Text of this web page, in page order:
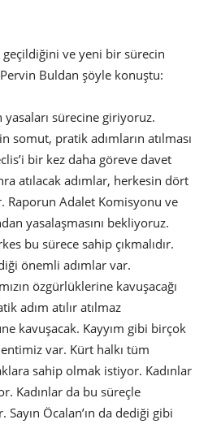
ve yeni bir sürecin
Buldan şöyle konuştu:
sürecine giriyoruz.
somut, pratik adımların atılması
bir kez daha göreve davet
atılacak adımlar, herkesin dört
Raporun Adalet Komisyonu ve
yasalaşmasını bekliyoruz.
bu sürece sahip çıkmalıdır.
önemli adımlar var.
özgürlüklerine kavuşacağı
adım atılır atılmaz
kavuşacak. Kayyım gibi birçok
var. Kürt halkı tüm
sahip olmak istiyor. Kadınlar
Kadınlar da bu süreçle
Sayın Öcalan’ın da dediği gibi